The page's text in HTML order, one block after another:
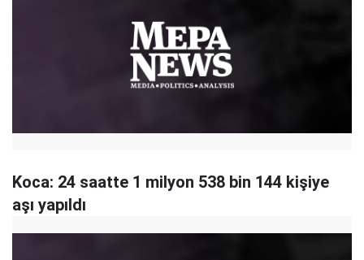
Koca: 24 saatte 1 milyon 538 bin 144 kişiye
aşı yapıldı